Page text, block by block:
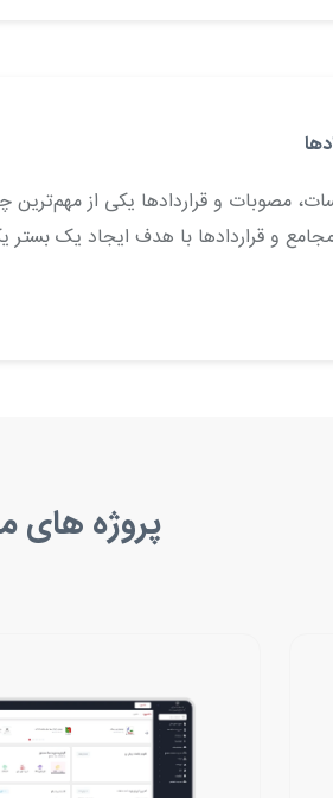
مصوبات و قراردادها یکی از
و قراردادها با هدف ایجاد یک بستر
پروژه های